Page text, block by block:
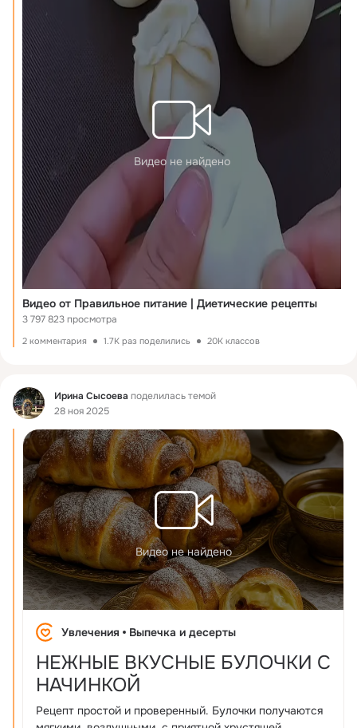
Видео не найдено
Видео от Правильное питание | Диетические рецепты
3 797 823 просмотра
2 комментария 1.7K раз поделились 20K классов
Фид Ирина Сысоева поделилась темой
28 ноя 2025
Видео не найдено
Увлечения Выпечка и десерты
НЕЖНЫЕ ВКУСНЫЕ БУЛОЧКИ С
НАЧИНКОЙ
Рецепт простой и проверенный. Булочки получаются